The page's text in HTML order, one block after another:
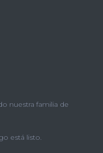
nuestra familia de
está listo.